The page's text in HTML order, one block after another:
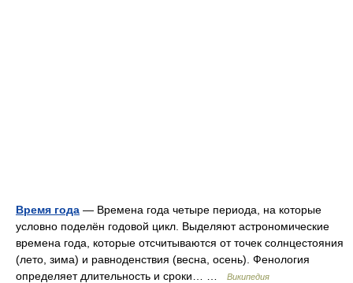
Время года — Времена года четыре периода, на которые
условно поделён годовой цикл. Выделяют астрономические
времена года, которые отсчитываются от точек солнцестояния
(лето, зима) и равноденствия (весна, осень). Фенология
определяет длительность и сроки… …
Википедия